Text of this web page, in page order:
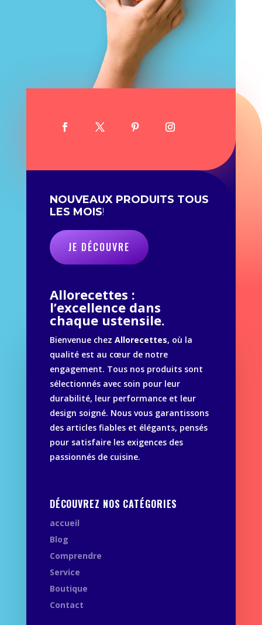
NOUVEAUX PRODUITS TOUS
LES MOIS!
JE DÉCOUVRE
Allorecettes :
l’excellence dans
chaque ustensile.
Bienvenue chez Allorecettes, où la
qualité est au cœur de notre
engagement. Tous nos produits sont
sélectionnés avec soin pour leur
durabilité, leur performance et leur
design soigné. Nous vous garantissons
des articles fiables et élégants, pensés
pour satisfaire les exigences des
passionnés de cuisine.
DÉCOUVREZ NOS CATÉGORIES
accueil
Blog
Comprendre
Service
Boutique
Contact